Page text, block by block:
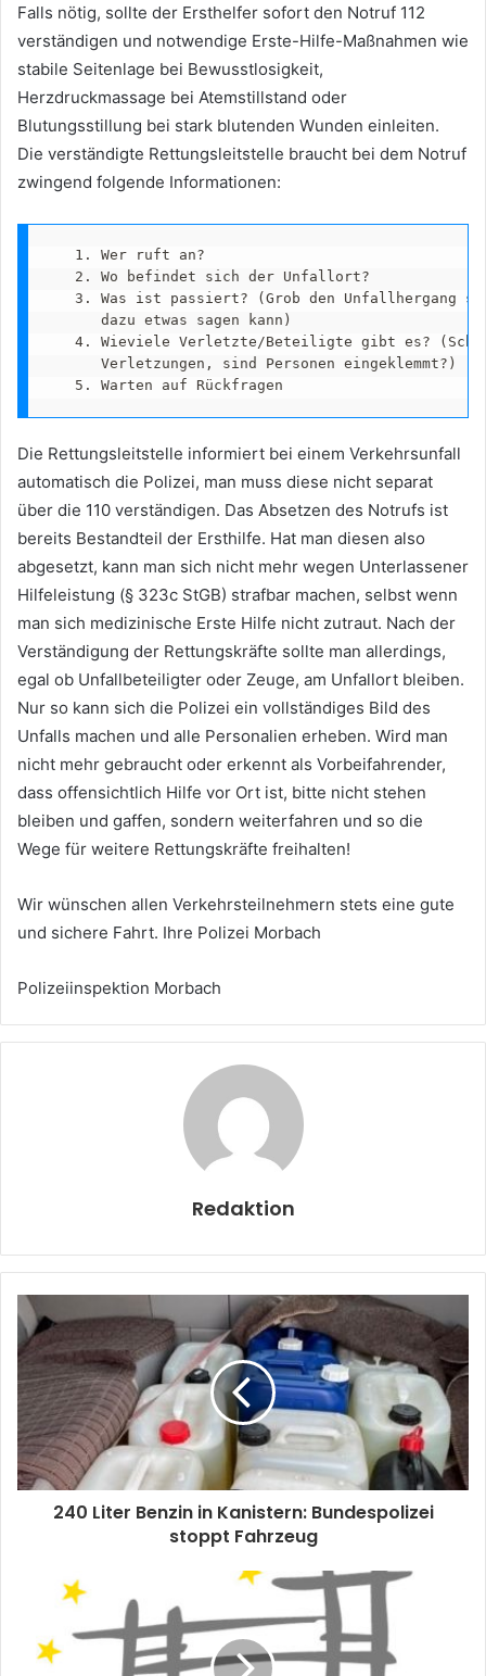
Falls nötig, sollte der Ersthelfer sofort den Notruf 112
verständigen und notwendige Erste-Hilfe-Maßnahmen wie
stabile Seitenlage bei Bewusstlosigkeit,
Herzdruckmassage bei Atemstillstand oder
Blutungsstillung bei stark blutenden Wunden einleiten.
Die verständigte Rettungsleitstelle braucht bei dem Notruf
zwingend folgende Informationen:
   1. Wer ruft an?
   2. Wo befindet sich der Unfallort?
3. Was ist passiert? (Grob den Unfallhergang
      dazu etwas sagen kann)
4. Wieviele Verletzte/Beteiligte gibt es?
      Verletzungen, sind Personen eingeklemmt?)
   5. Warten auf Rückfragen
Die Rettungsleitstelle informiert bei einem Verkehrsunfall
automatisch die Polizei, man muss diese nicht separat
über die 110 verständigen. Das Absetzen des Notrufs ist
bereits Bestandteil der Ersthilfe. Hat man diesen also
abgesetzt, kann man sich nicht mehr wegen Unterlassener
Hilfeleistung (§ 323c StGB) strafbar machen, selbst wenn
man sich medizinische Erste Hilfe nicht zutraut. Nach der
Verständigung der Rettungskräfte sollte man allerdings,
egal ob Unfallbeteiligter oder Zeuge, am Unfallort bleiben.
Nur so kann sich die Polizei ein vollständiges Bild des
Unfalls machen und alle Personalien erheben. Wird man
nicht mehr gebraucht oder erkennt als Vorbeifahrender,
dass offensichtlich Hilfe vor Ort ist, bitte nicht stehen
bleiben und gaffen, sondern weiterfahren und so die
Wege für weitere Rettungskräfte freihalten!
Wir wünschen allen Verkehrsteilnehmern stets eine gute
und sichere Fahrt. Ihre Polizei Morbach
Polizeiinspektion Morbach
Redaktion
240 Liter Benzin in Kanistern: Bundespolizei
stoppt Fahrzeug